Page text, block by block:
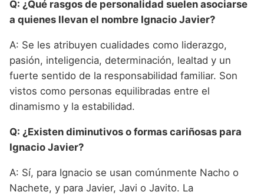
Q: ¿Qué rasgos de personalidad suelen asociarse
a quienes llevan el nombre Ignacio Javier?
A: Se les atribuyen cualidades como liderazgo,
pasión, inteligencia, determinación, lealtad y un
fuerte sentido de la responsabilidad familiar. Son
vistos como personas equilibradas entre el
dinamismo y la estabilidad.
Q: ¿Existen diminutivos o formas cariñosas para
Ignacio Javier?
A: Sí, para Ignacio se usan comúnmente Nacho o
Nachete, y para Javier, Javi o Javito. La